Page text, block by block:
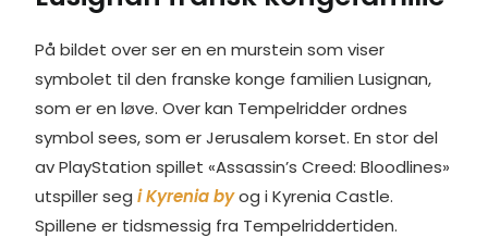
På bildet over ser en en murstein som viser
symbolet til den franske konge familien Lusignan,
som er en løve. Over kan Tempelridder ordnes
symbol sees, som er Jerusalem korset. En stor del
av PlayStation spillet «Assassin’s Creed: Bloodlines»
utspiller segi Kyrenia byog i Kyrenia Castle.
Spillene er tidsmessig fra Tempelriddertiden.